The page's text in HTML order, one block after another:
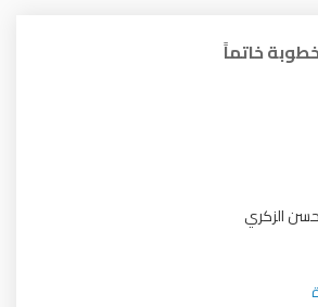
خاتماً
الزكري